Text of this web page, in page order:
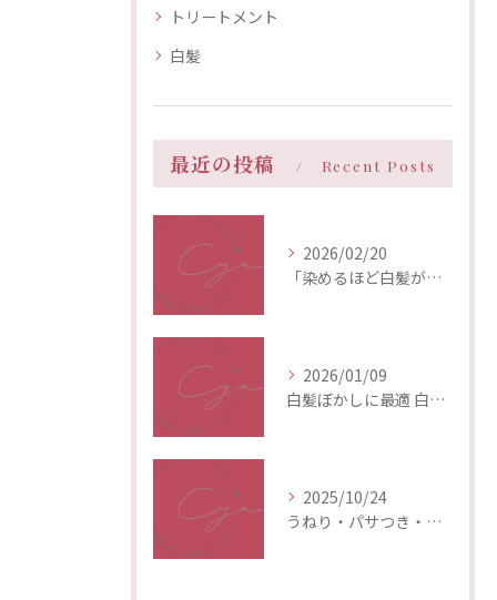
トリートメント
白髪
最近の投稿 Recent Posts
2026/02/20
「染めるほど白髪が増える」は本当？白髪抑制カラーとデトックスの重要性【二子玉川】
2026/01/09
白髪ぼかしに最適 白髪染め未満で楽しむショコラベージュ
2025/10/24
うねり・パサつき・ツヤの減少…それ“エイジング毛”かも？今すぐできる髪質改善ケア